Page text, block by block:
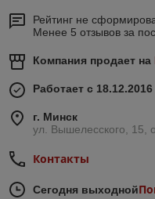
Рейтинг не
Менее 5 отзывов за
Компания продает на
Работает с 18.12.2016
г. Минск
ул. Вышелесского, 15,
Контакты
Сегодня выходной